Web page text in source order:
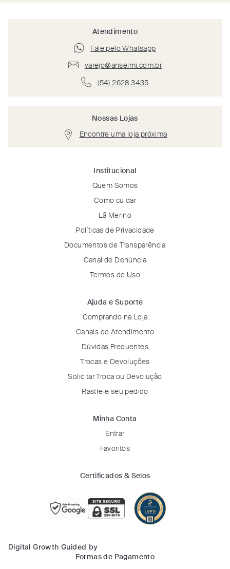
Atendimento
Fale pelo Whatsapp
varejo@anselmi.com.br
(54) 2628.3435
Nossas Lojas
Encontre uma loja próxima
Institucional
Quem Somos
Como cuidar
Lã Merino
Políticas de Privacidade
Documentos de Transparência
Canal de Denúncia
Termos de Uso
Ajuda e Suporte
Comprando na Loja
Canais de Atendimento
Dúvidas Frequentes
Trocas e Devoluções
Solicitar Troca ou Devolução
Rastreie seu pedido
Minha Conta
Entrar
Favoritos
Certificados & Selos
Digital Growth Guided by
Formas de Pagamento